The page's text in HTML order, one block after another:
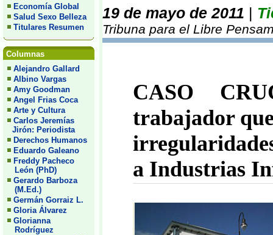
Economía Global
Salud Sexo Belleza
Titulares Resumen
Columnas
Alejandro Gallard
Albino Vargas
Amy Goodman
Angel Frias Coca
Arte y Cultura
Carlos Jeremías
Jirón: Periodista
Derechos Humanos
Eduardo Galeano
Freddy Pacheco
León (PhD)
Gerardo Barboza
(M.Ed.)
Germán Gorraiz L.
Gloria Álvarez
Glorianna
Rodríguez
19 de mayo de 2011 |
Tribuna para el Libre
CASO
trabajador
a Industrias